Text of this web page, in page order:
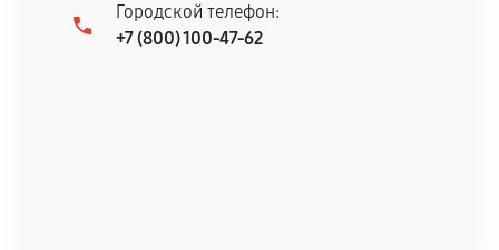
Городской телефон:
+7 (800) 100-47-62